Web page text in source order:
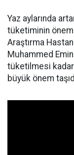
Yaz aylarında
tüketiminin
Araştırma
Muhammed
tüketilmesi
büyük önem